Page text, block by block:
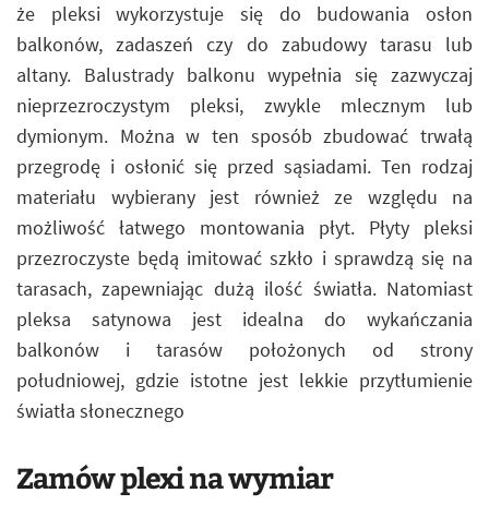
że pleksi wykorzystuje się do budowania osłon
balkonów, zadaszeń czy do zabudowy tarasu lub
altany. Balustrady balkonu wypełnia się zazwyczaj
nieprzezroczystym pleksi, zwykle mlecznym lub
dymionym. Można w ten sposób zbudować trwałą
przegrodę i osłonić się przed sąsiadami. Ten rodzaj
materiału wybierany jest również ze względu na
możliwość łatwego montowania płyt. Płyty pleksi
przezroczyste będą imitować szkło i sprawdzą się na
tarasach, zapewniając dużą ilość światła. Natomiast
pleksa satynowa jest idealna do wykańczania
balkonów i tarasów położonych od strony
południowej, gdzie istotne jest lekkie przytłumienie
światła słonecznego
Zamów plexi na wymiar